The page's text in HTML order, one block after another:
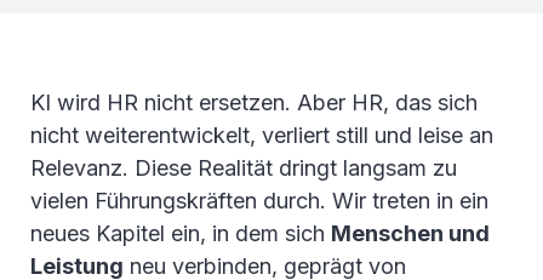
KI wird HR nicht ersetzen. Aber HR, das sich
nicht weiterentwickelt, verliert still und leise an
Relevanz. Diese Realität dringt langsam zu
vielen Führungskräften durch. Wir treten in ein
neues Kapitel ein, in dem sich Menschen und
Leistung neu verbinden, geprägt von